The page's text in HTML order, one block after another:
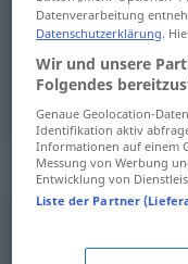
tempra,stilla
skipa niður
ausgeben,
Datenverarbeitung
Datenschutzerklärung.
Wir und unsere
Folgendes
Genaue Geolocation-
Identifikation aktiv
Informationen auf einem
Messung von Werbung
Entwicklung von
Liste der Partner